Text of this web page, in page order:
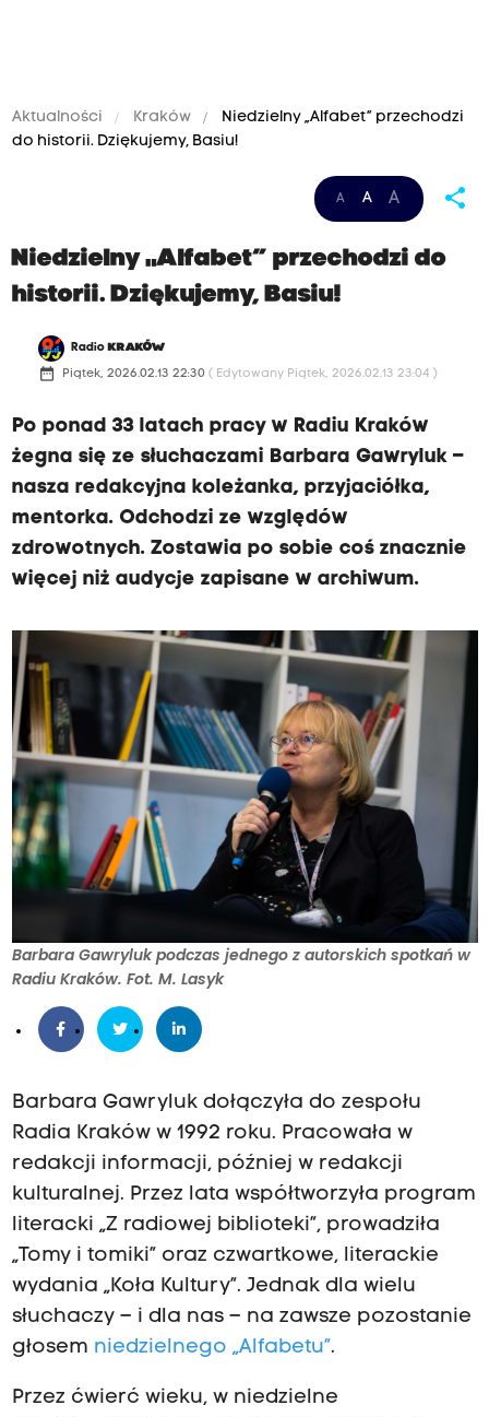
Aktualności Kraków
Niedzielny „Alfabet” przechodzi
do historii. Dziękujemy, Basiu!
A A A share
Niedzielny „Alfabet” przechodzi do
historii. Dziękujemy, Basiu!
Radio KRAKÓW
date_range Piątek, 2026.02.13 22:30 ( Edytowany Piątek, 2026.02.13 23:04 )
Po ponad 33 latach pracy w Radiu Kraków
żegna się ze słuchaczami Barbara Gawryluk –
nasza redakcyjna koleżanka, przyjaciółka,
mentorka. Odchodzi ze względów
zdrowotnych. Zostawia po sobie coś znacznie
więcej niż audycje zapisane w archiwum.
Barbara Gawryluk podczas jednego z autorskich spotkań w
Radiu Kraków. Fot. M. Lasyk
Barbara Gawryluk dołączyła do zespołu
Radia Kraków w 1992 roku. Pracowała w
redakcji informacji, później w redakcji
kulturalnej. Przez lata współtworzyła program
literacki „Z radiowej biblioteki”, prowadziła
„Tomy i tomiki” oraz czwartkowe, literackie
wydania „Koła Kultury”. Jednak dla wielu
słuchaczy – i dla nas – na zawsze pozostanie
głosem niedzielnego „Alfabetu”.
Przez ćwierć wieku, w niedzielne